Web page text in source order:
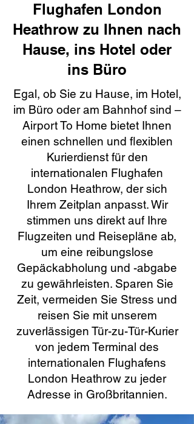
Flughafen London
Heathrow zu Ihnen nach
Hause, ins Hotel oder
ins Büro
Egal, ob Sie zu Hause, im Hotel,
im Büro oder am Bahnhof sind –
Airport To Home bietet Ihnen
einen schnellen und flexiblen
Kurierdienst für den
internationalen Flughafen
London Heathrow, der sich
Ihrem Zeitplan anpasst. Wir
stimmen uns direkt auf Ihre
Flugzeiten und Reisepläne ab,
um eine reibungslose
Gepäckabholung und -abgabe
zu gewährleisten. Sparen Sie
Zeit, vermeiden Sie Stress und
reisen Sie mit unserem
zuverlässigen Tür-zu-Tür-Kurier
von jedem Terminal des
internationalen Flughafens
London Heathrow zu jeder
Adresse in Großbritannien.